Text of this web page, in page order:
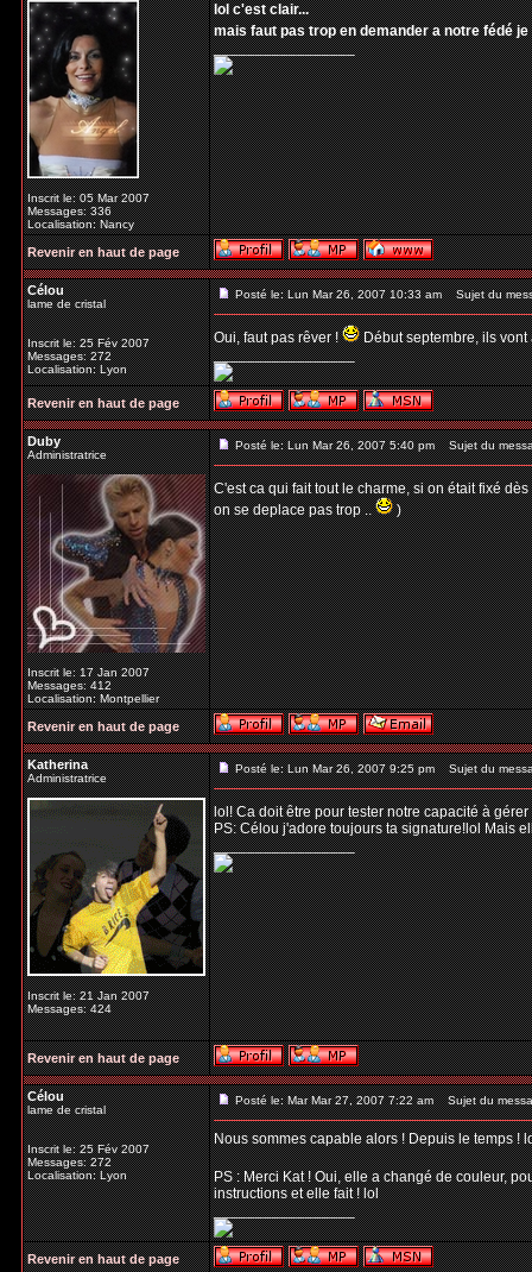
Inscrit le: 05 Mar 2007
Messages: 336
Localisation: Nancy
lol c'est clair...
mais faut pas trop en demander a notre fédé
_________________
Revenir en haut de page
Célou
lame de cristal
Inscrit le: 25 Fév 2007
Messages: 272
Localisation: Lyon
Posté le: Lun Mar 26, 2007 10:33 am Sujet du
Oui, faut pas rêver !
Début septembre, ils vont
_________________
Revenir en haut de page
Duby
Administratrice
Inscrit le: 17 Jan 2007
Messages: 412
Localisation: Montpellier
Posté le: Lun Mar 26, 2007 5:40 pm Sujet du
C'est ca qui fait tout le charme, si on était fixé
on se deplace pas trop ..
)
Revenir en haut de page
Katherina
Administratrice
Inscrit le: 21 Jan 2007
Messages: 424
Posté le: Lun Mar 26, 2007 9:25 pm Sujet du
lol! Ca doit être pour tester notre capacité à
PS: Célou j'adore toujours ta signature!lol Mais
_________________
Revenir en haut de page
Célou
lame de cristal
Inscrit le: 25 Fév 2007
Messages: 272
Localisation: Lyon
Posté le: Mar Mar 27, 2007 7:22 am Sujet du
Nous sommes capable alors ! Depuis le temps !
PS : Merci Kat ! Oui, elle a changé de couleur,
instructions et elle fait ! lol
_________________
Revenir en haut de page